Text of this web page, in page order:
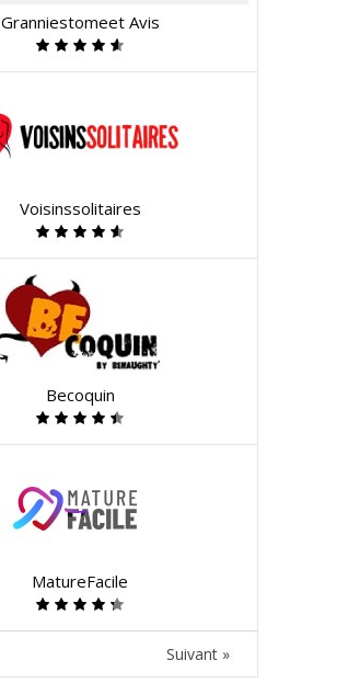
Granniestomeet Avis
Voisinssolitaires
Becoquin
MatureFacile
Suivant »